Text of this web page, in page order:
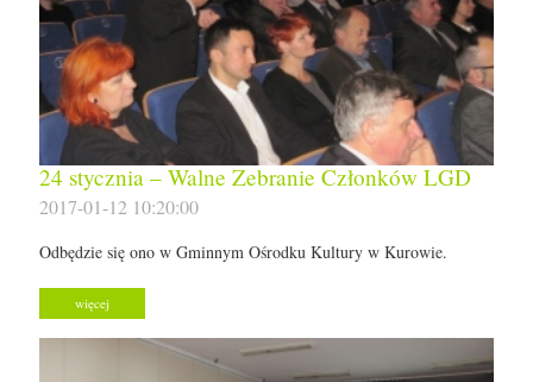
24 stycznia – Walne Zebranie Członków LGD
2017-01-12 10:20:00
Odbędzie się ono w Gminnym Ośrodku Kultury w Kurowie.
więcej